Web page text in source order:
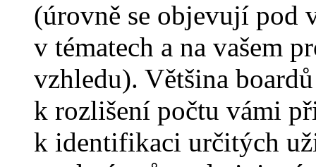
(úrovně se objevují pod
v tématech a na vašem
vzhledu). Většina
k rozlišení počtu vámi
k identifikaci určitých